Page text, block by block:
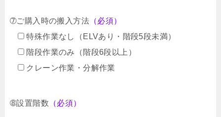
➆ご購入時の搬入方法 （必須）
特殊作業なし（ELVあり・階段5段未満）
階段作業のみ（階段6段以上）
クレーン作業・分解作業
➇設置階数 （必須）